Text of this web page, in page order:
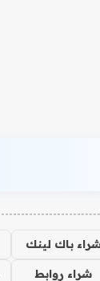
باك لينك
شراء روابط